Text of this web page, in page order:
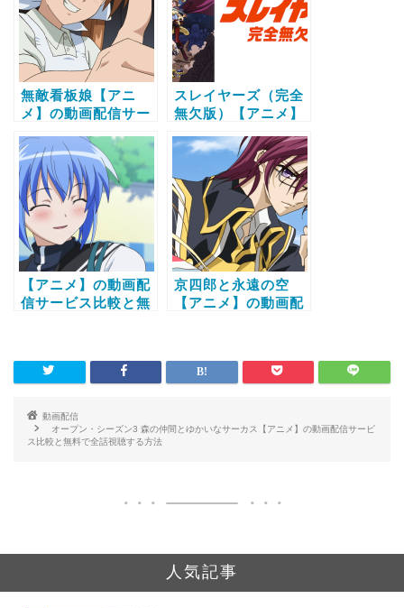
無敵看板娘【アニ
メ】の動画配信サー
話視聴する方法
スレイヤーズ（完全
無欠版）【アニメ】
比較と無料で全話視
聴する方法
【アニメ】の動画配
信サービス比較と無
京四郎と永遠の空
【アニメ】の動画配
動画配信
オープン・シーズン3 森の仲間とゆかいなサーカス【アニメ】の動画配信サービ
ス比較と無料で全話視聴する方法
人気記事